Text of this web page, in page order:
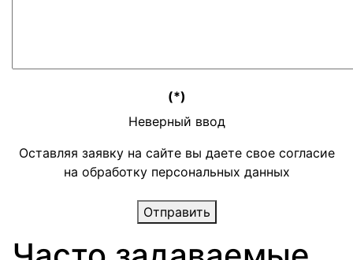
(*)
Неверный ввод
Оставляя заявку на сайте вы даете свое согласие
на обработку персональных данных
Отправить